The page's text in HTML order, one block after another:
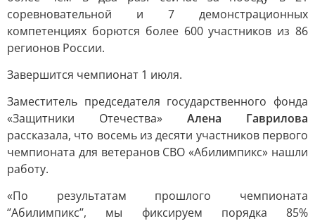
соревновательной и 7 демонстрационных
компетенциях борются более 600 участников из 86
регионов России.
Завершится чемпионат 1 июля.
Заместитель председателя государственного фонда
«Защитники Отечества» Алена Гаврилова
рассказала, что восемь из десяти участников первого
чемпионата для ветеранов СВО «Абилимпикс» нашли
работу.
«По результатам прошлого чемпионата
‘’Абилимпикс’’, мы фиксируем порядка 85%